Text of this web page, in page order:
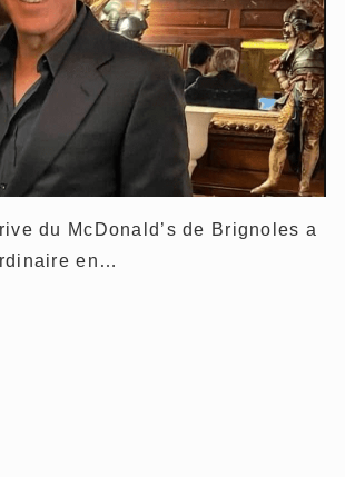
du McDonald’s de Brignoles a
en…